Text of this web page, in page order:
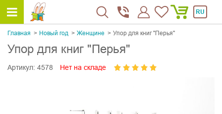
RU
Главная Новый год Женщине Упор для книг "Перья"
Упор для книг "Перья"
Артикул: 4578 Нет на складе